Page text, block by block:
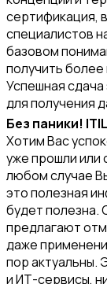
сертификация,
специалистов
базовом
получить более
Успешная сдача
для получения
Без паники! ITIL
Хотим Вас
уже прошли или
любом случае
это полезная
будет полезна.
предлагают
даже
пор актуальны.
и ИТ-сервисы,